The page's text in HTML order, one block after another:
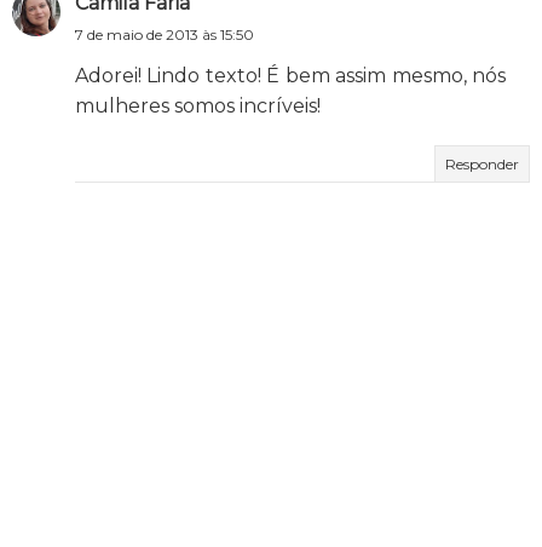
7 de maio de 2013 às 15:50
Adorei! Lindo texto! É bem assim mesmo, nós
mulheres somos incríveis!
Responder